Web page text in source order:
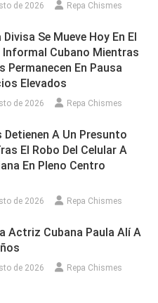
de 2026 Repa Chismes
Se Mueve Hoy En El
Informal Cubano Mientras
Permanecen En Pausa
Elevados
de 2026 Repa Chismes
Detienen A Un Presunto
El Robo Del Celular A
En Pleno Centro
de 2026 Repa Chismes
Actriz Cubana Paula Alí A
de 2026 Repa Chismes